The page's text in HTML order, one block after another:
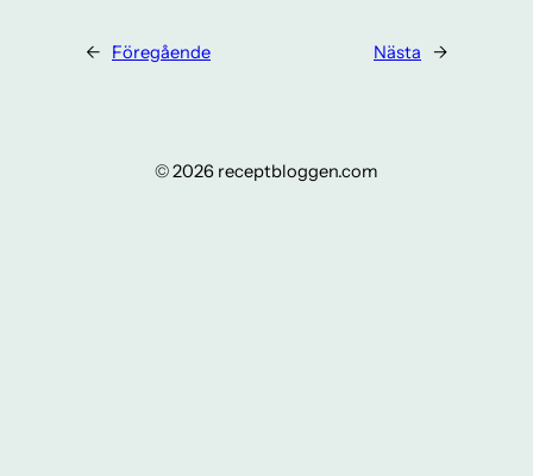
← Föregående Nästa →
© 2026 receptbloggen.com